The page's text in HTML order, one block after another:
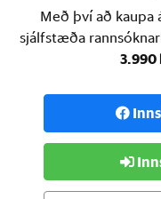
Með því að
sjálfstæða